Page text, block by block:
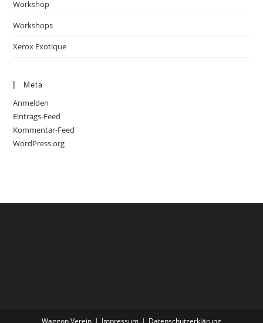
Workshop
Workshops
Xerox Exotique
Meta
Anmelden
Eintrags-Feed
Kommentar-Feed
WordPress.org